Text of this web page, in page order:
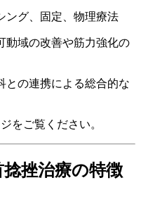
ング、固定、物理療法
動域の改善や筋力強化の
との連携による総合的な
をご覧ください。
挫治療の特徴